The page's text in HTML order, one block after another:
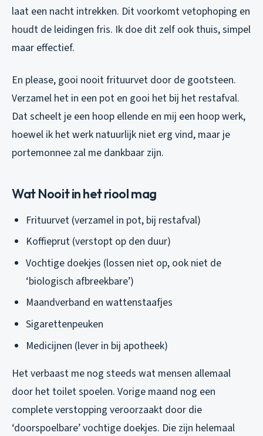
laat een nacht intrekken. Dit voorkomt vetophoping en
houdt de leidingen fris. Ik doe dit zelf ook thuis, simpel
maar effectief.
En please, gooi nooit frituurvet door de gootsteen.
Verzamel het in een pot en gooi het bij het restafval.
Dat scheelt je een hoop ellende en mij een hoop werk,
hoewel ik het werk natuurlijk niet erg vind, maar je
portemonnee zal me dankbaar zijn.
Wat Nooit in het riool mag
Frituurvet (verzamel in pot, bij restafval)
Koffieprut (verstopt op den duur)
Vochtige doekjes (lossen niet op, ook niet de
‘biologisch afbreekbare’)
Maandverband en wattenstaafjes
Sigarettenpeuken
Medicijnen (lever in bij apotheek)
Het verbaast me nog steeds wat mensen allemaal
door het toilet spoelen. Vorige maand nog een
complete verstopping veroorzaakt door die
‘doorspoelbare’ vochtige doekjes. Die zijn helemaal